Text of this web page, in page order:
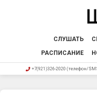
СЛУШАТЬ
РАСПИСАНИЕ
+7(921)326-2020 (телефон/